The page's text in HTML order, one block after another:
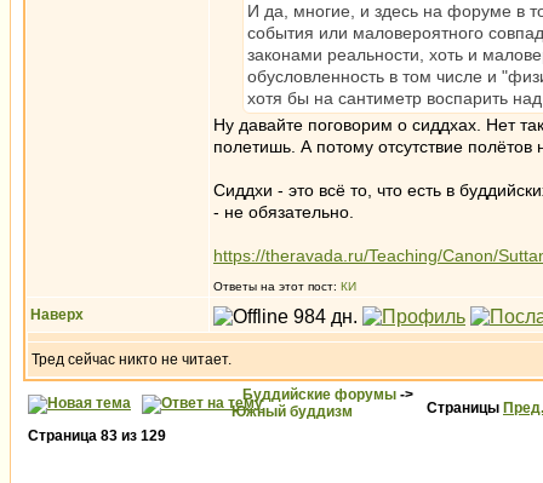
И да, многие, и здесь на форуме в
события или маловероятного
законами реальности, хоть и
обусловленность в том числе и
хотя бы на сантиметр воспарить
Ну давайте поговорим о сиддхах. Нет
полетишь. А потому отсутствие полётов
Cиддхи - это всё то, что есть в
- не обязательно.
https://theravada.ru/Teaching/Canon/
Ответы на этот пост: КИ
Наверх
Тред сейчас никто не читает.
Буддийские форумы ->
Южный буддизм
Страницы Пред.
Страница 83 из 129